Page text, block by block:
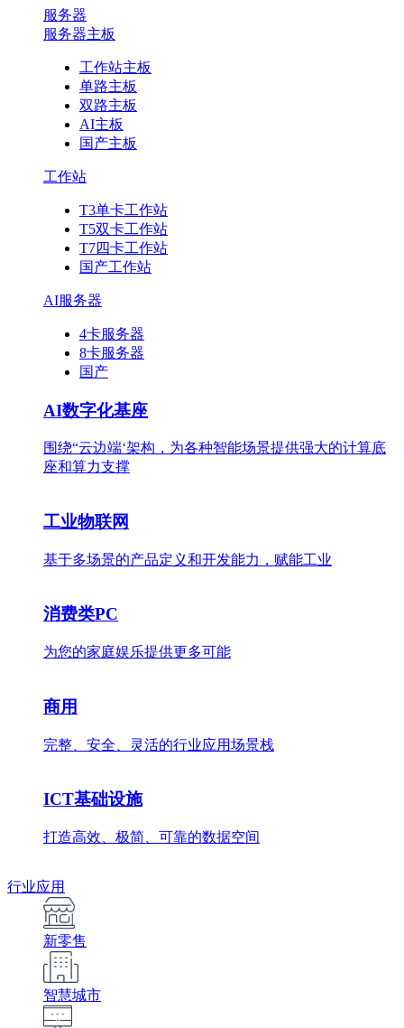
服务器
服务器主板
工作站主板
单路主板
双路主板
AI主板
国产主板
工作站
T3单卡工作站
T5双卡工作站
T7四卡工作站
国产工作站
AI服务器
4卡服务器
8卡服务器
国产
AI数字化基座
围绕“云边端‘架构，为各种智能场景提供强大的计算底
座和算力支撑
工业物联网
基于多场景的产品定义和开发能力，赋能工业
消费类PC
为您的家庭娱乐提供更多可能
商用
完整、安全、灵活的行业应用场景栈
ICT基础设施
打造高效、极简、可靠的数据空间
行业应用
新零售
智慧城市